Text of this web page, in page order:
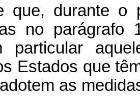
que, durante o
no
particular
Estados que
as